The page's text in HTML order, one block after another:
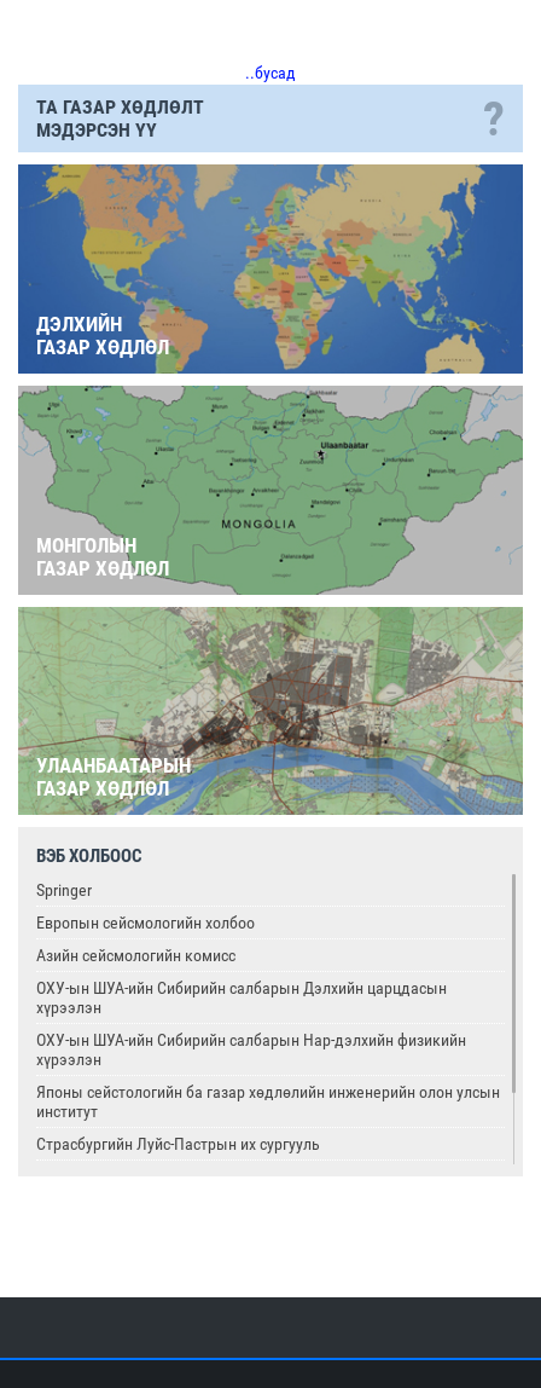
..бусад
ТА ГАЗАР ХӨДЛӨЛТ
МЭДЭРСЭН ҮҮ
?
ДЭЛХИЙН
ГАЗАР ХӨДЛӨЛ
МОНГОЛЫН
ГАЗАР ХӨДЛӨЛ
УЛААНБААТАРЫН
ГАЗАР ХӨДЛӨЛ
ВЭБ ХОЛБООС
Springer
Европын сейсмологийн холбоо
Азийн сейсмологийн комисс
ОХУ-ын ШУА-ийн Сибирийн салбарын Дэлхийн царцдасын
хүрээлэн
ОХУ-ын ШУА-ийн Сибирийн салбарын Нар-дэлхийн физикийн
хүрээлэн
Японы сейстологийн ба газар хөдлөлийн инженерийн олон улсын
институт
Страсбургийн Луйс-Пастрын их сургууль